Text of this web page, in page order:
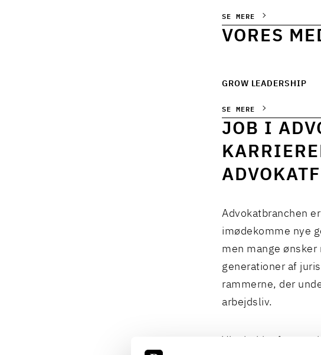
SE MERE
VORES
GROW LEADERSHIP
SE MERE
JOB I
Advokatbranchen
imødekomme nye
men mange
generationer af
rammerne, der
arbejdsliv.